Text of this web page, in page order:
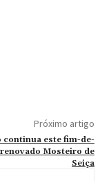
Próximo artigo
continua este fim-de-
Mosteiro de
Seiça